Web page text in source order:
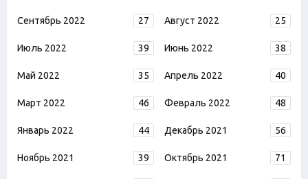
Сентябрь 2022 27 Август 2022 25
Июль 2022 39 Июнь 2022 38
Май 2022 35 Апрель 2022 40
Март 2022 46 Февраль 2022 48
Январь 2022 44 Декабрь 2021 56
Ноябрь 2021 39 Октябрь 2021 71